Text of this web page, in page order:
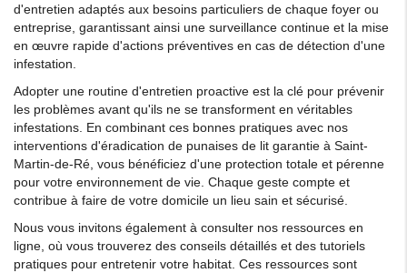
d'entretien adaptés aux besoins particuliers de chaque foyer ou
entreprise, garantissant ainsi une surveillance continue et la mise
en œuvre rapide d'actions préventives en cas de détection d'une
infestation.
Adopter une routine d'entretien proactive est la clé pour prévenir
les problèmes avant qu'ils ne se transforment en véritables
infestations. En combinant ces bonnes pratiques avec nos
interventions d'éradication de punaises de lit garantie à Saint-
Martin-de-Ré, vous bénéficiez d'une protection totale et pérenne
pour votre environnement de vie. Chaque geste compte et
contribue à faire de votre domicile un lieu sain et sécurisé.
Nous vous invitons également à consulter nos ressources en
ligne, où vous trouverez des conseils détaillés et des tutoriels
pratiques pour entretenir votre habitat. Ces ressources sont